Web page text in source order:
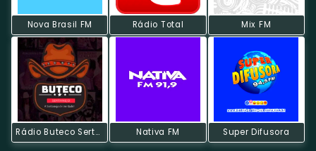
Nova Brasil FM Rádio Total Mix FM
Rádio Buteco Sertanejo Nativa FM Super Difusora